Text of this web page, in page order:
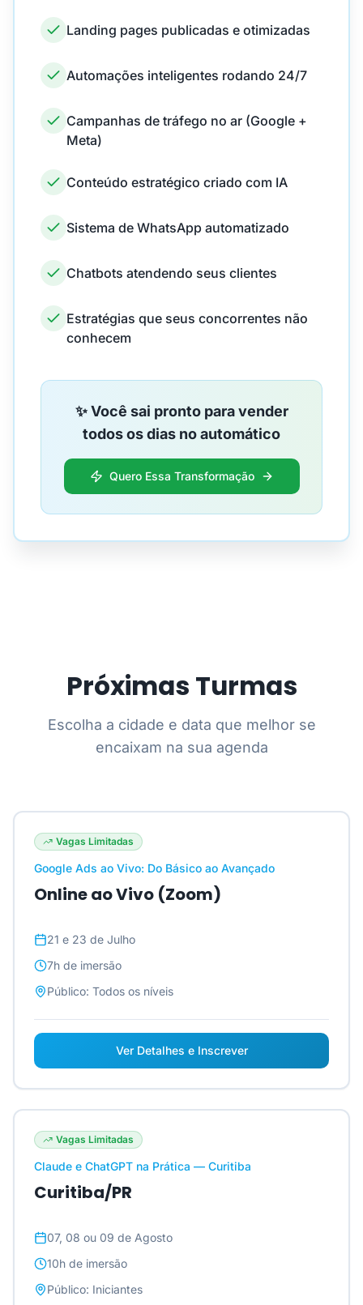
Landing pages publicadas e otimizadas
Automações inteligentes rodando 24/7
Campanhas de tráfego no ar (Google +
Meta)
Conteúdo estratégico criado com IA
Sistema de WhatsApp automatizado
Chatbots atendendo seus clientes
Estratégias que seus concorrentes não
conhecem
✨ Você sai pronto para vender
todos os dias no automático
Quero Essa Transformação
Próximas Turmas
Escolha a cidade e data que melhor se
encaixam na sua agenda
Vagas Limitadas
Google Ads ao Vivo: Do Básico ao Avançado
Online ao Vivo (Zoom)
21 e 23 de Julho
7h de imersão
Público: Todos os níveis
Ver Detalhes e Inscrever
Vagas Limitadas
Claude e ChatGPT na Prática — Curitiba
Curitiba/PR
07, 08 ou 09 de Agosto
10h de imersão
Público: Iniciantes